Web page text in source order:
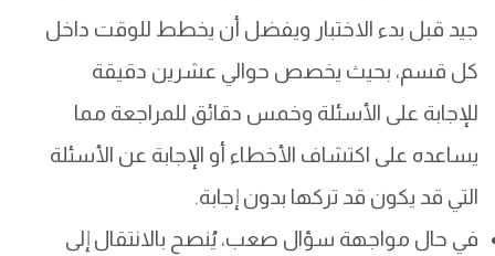
جيد قبل بدء الاختبار ويفضل أن يخطط للوقت داخل
كل قسم، بحيث يخصص حوالي عشرين دقيقة
للإجابة على الأسئلة وخمس دقائق للمراجعة مما
يساعده على اكتشاف الأخطاء أو الإجابة عن الأسئلة
التي قد يكون قد تركها بدون إجابة.
في حال مواجهة سؤال صعب، يُنصح بالانتقال إلى